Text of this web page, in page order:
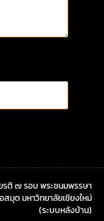
รติ ๗ รอบ พระชนมพรรษา
สมุด มหาวิทยาลัยเชียงใหม่
(ระบบหลังบ้าน)